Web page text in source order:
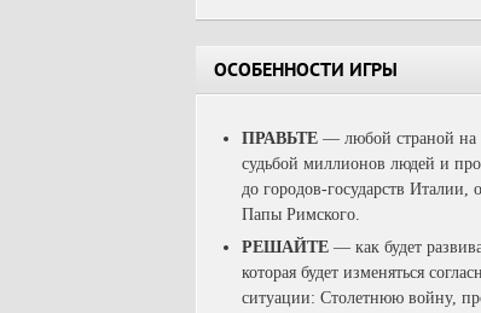
ОСОБЕННОСТИ ИГРЫ
ПРАВЬТЕ — любой страной на
судьбой миллионов людей и
до городов-государств
Папы Римского.
РЕШАЙТЕ — как будет
которая будет изменяться
ситуации: Столетнюю войну,